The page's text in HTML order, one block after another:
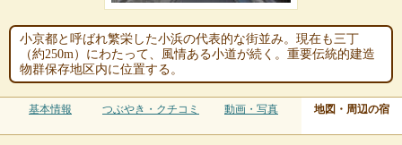
小京都と呼ばれ繁栄した小浜の代表的な街並み。現在も三丁
（約250m）にわたって、風情ある小道が続く。重要伝統的建造
物群保存地区内に位置する。
基本情報 つぶやき・クチコミ 動画・写真 地図・周辺の宿